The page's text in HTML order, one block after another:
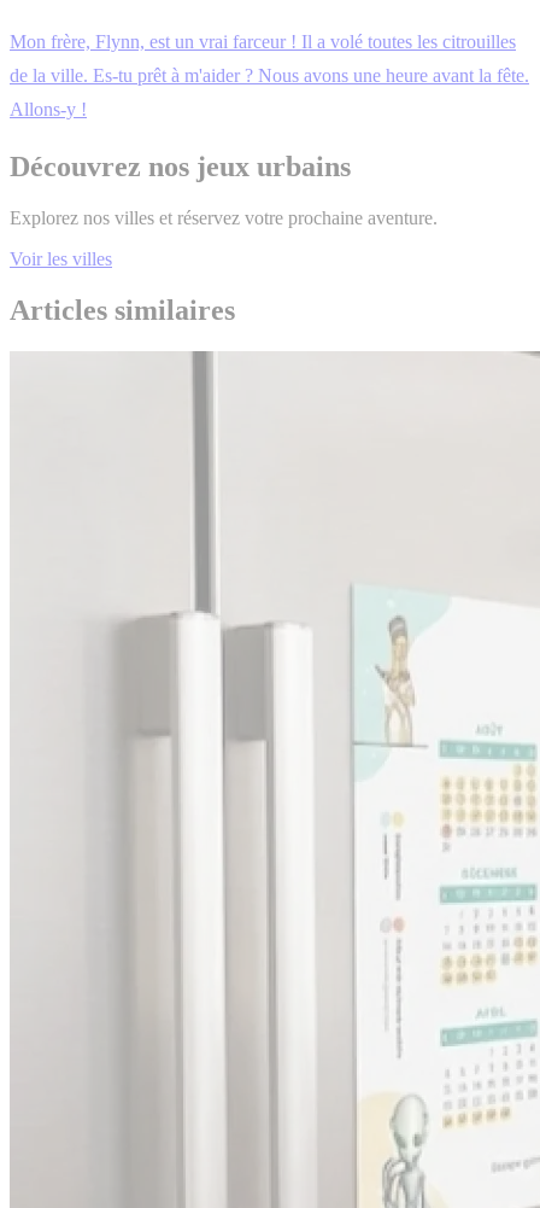
Mon frère, Flynn, est un vrai farceur ! Il a volé toutes les citrouilles
de la ville. Es-tu prêt à m'aider ? Nous avons une heure avant la fête.
Allons-y !
Découvrez nos jeux urbains
Explorez nos villes et réservez votre prochaine aventure.
Voir les villes
Articles similaires